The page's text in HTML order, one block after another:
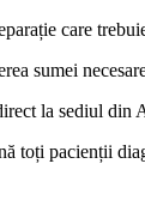
care
sumei
la sediul din
pacienții